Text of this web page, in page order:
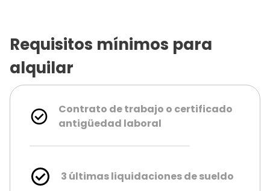
Requisitos mínimos para
alquilar
Contrato de trabajo o certificado
antigüedad laboral
3 últimas liquidaciones de sueldo